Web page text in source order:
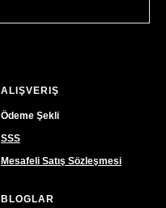
ALIŞVERIŞ
Ödeme Şekli
SSS
Mesafeli Satış Sözleşmesi
BLOGLAR